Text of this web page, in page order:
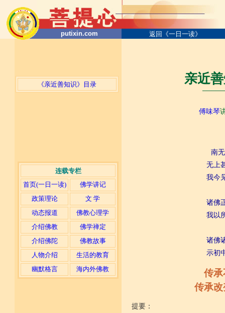
putixin.com 返回《一日一读》
《亲近善知识》目录
连载专栏
首页(一日一读)
佛学讲记
政策理论
文 学
动态报道
佛教心理学
介绍佛教
佛学禅定
介绍佛陀
佛教故事
人物介绍
生活的教育
幽默格言
海内外佛教
亲近
傅味琴
南
无上
我今
诸佛
我以
诸佛
示初
传
传承
提要：